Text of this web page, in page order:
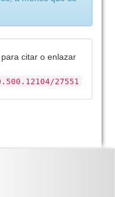
citar o enlazar
27551